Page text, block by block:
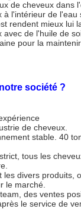
de cheveux dans
l'intérieur de l'eau
rendent mieux lui
avec de l'huile de
pour la
société ?
de cheveux.
stable. 40
tous les
les divers produits,
le marché.
des ventes
le service de